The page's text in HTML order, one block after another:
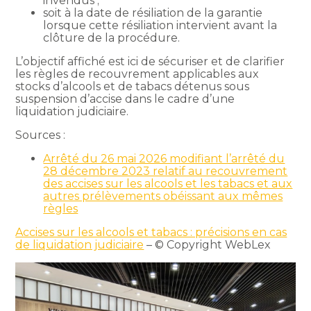
soit à la date de résiliation de la garantie
lorsque cette résiliation intervient avant la
clôture de la procédure.
L’objectif affiché est ici de sécuriser et de clarifier
les règles de recouvrement applicables aux
stocks d’alcools et de tabacs détenus sous
suspension d’accise dans le cadre d’une
liquidation judiciaire.
Sources :
Arrêté du 26 mai 2026 modifiant l’arrêté du
28 décembre 2023 relatif au recouvrement
des accises sur les alcools et les tabacs et aux
autres prélèvements obéissant aux mêmes
règles
Accises sur les alcools et tabacs : précisions en cas
de liquidation judiciaire – © Copyright WebLex